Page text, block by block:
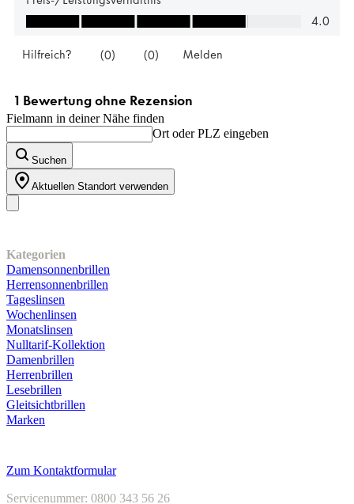
Fielmann in deiner Nähe finden
Ort oder PLZ eingeben
Suchen
Aktuellen Standort verwenden
Kategorien
Damensonnenbrillen
Herrensonnenbrillen
Tageslinsen
Wochenlinsen
Monatslinsen
Nulltarif-Kollektion
Damenbrillen
Herrenbrillen
Lesebrillen
Gleitsichtbrillen
Marken
Zum Kontaktformular
Servicenummer: 0800 343 56 26